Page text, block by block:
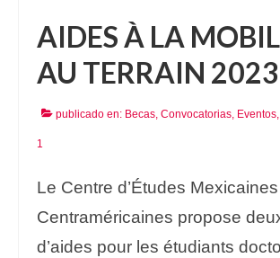
AIDES À LA
AU TERRAIN 2023
publicado en: Becas, Convocatorias, Eventos,
1
Le Centre d’Études
Centraméricaines propose
d’aides pour les étudiants